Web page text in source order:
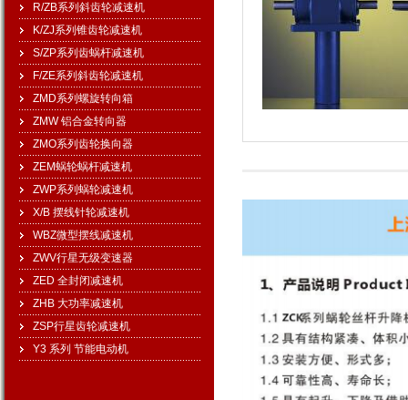
R/ZB系列斜齿轮减速机
K/ZJ系列锥齿轮减速机
S/ZP系列齿蜗杆减速机
F/ZE系列斜齿轮减速机
ZMD系列螺旋转向箱
ZMW 铝合金转向器
ZMO系列齿轮换向器
ZEM蜗轮蜗杆减速机
ZWP系列蜗轮减速机
X/B 摆线针轮减速机
WBZ微型摆线减速机
ZWV行星无级变速器
ZED 全封闭减速机
ZHB 大功率减速机
ZSP行星齿轮减速机
Y3 系列 节能电动机